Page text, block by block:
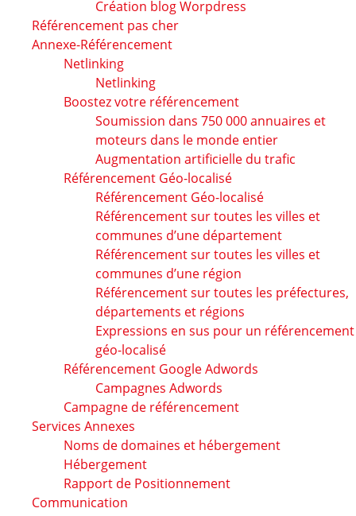
Création blog Worpdress
Référencement pas cher
Annexe-Référencement
Netlinking
Netlinking
Boostez votre référencement
Soumission dans 750 000 annuaires et
moteurs dans le monde entier
Augmentation artificielle du trafic
Référencement Géo-localisé
Référencement Géo-localisé
Référencement sur toutes les villes et
communes d’une département
Référencement sur toutes les villes et
communes d’une région
Référencement sur toutes les préfectures,
départements et régions
Expressions en sus pour un référencement
géo-localisé
Référencement Google Adwords
Campagnes Adwords
Campagne de référencement
Services Annexes
Noms de domaines et hébergement
Hébergement
Rapport de Positionnement
Communication